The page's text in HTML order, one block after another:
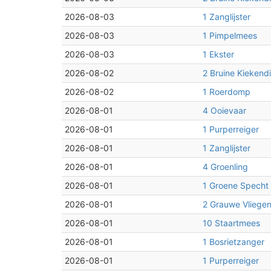
2026-08-03
1 Zanglijster
2026-08-03
1 Pimpelmees
2026-08-03
1 Ekster
2026-08-02
2 Bruine
2026-08-02
1 Roerdomp
2026-08-01
4 Ooievaar
2026-08-01
1 Purperreiger
2026-08-01
1 Zanglijster
2026-08-01
4 Groenling
2026-08-01
1 Groene Specht
2026-08-01
2 Grauwe
2026-08-01
10 Staartmees
2026-08-01
1 Bosrietzanger
2026-08-01
1 Purperreiger